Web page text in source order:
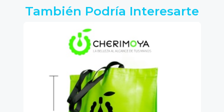
También Podría Interesarte